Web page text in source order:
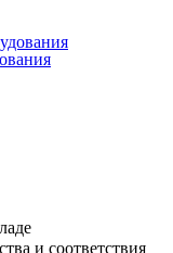
и соответствия